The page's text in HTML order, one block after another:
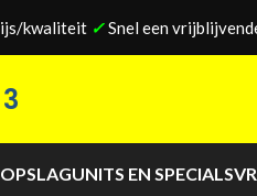
kwaliteit ✓Snel een
UNITS EN SPECIALS